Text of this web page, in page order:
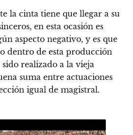
la cinta tiene que llegar a su
en esta ocasión es
aspecto negativo, y es que
dentro de esta producción
realizado a la vieja
suma entre actuaciones
igual de magistral.